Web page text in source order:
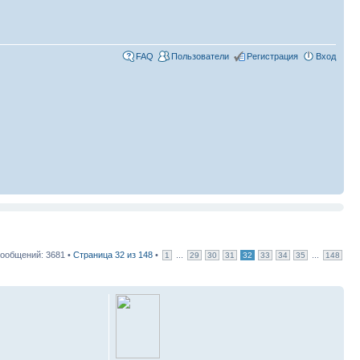
FAQ Пользователи Регистрация Вход
3681 • Страница 32 из 148 • 1 29 30 31 32 33 34 35 148